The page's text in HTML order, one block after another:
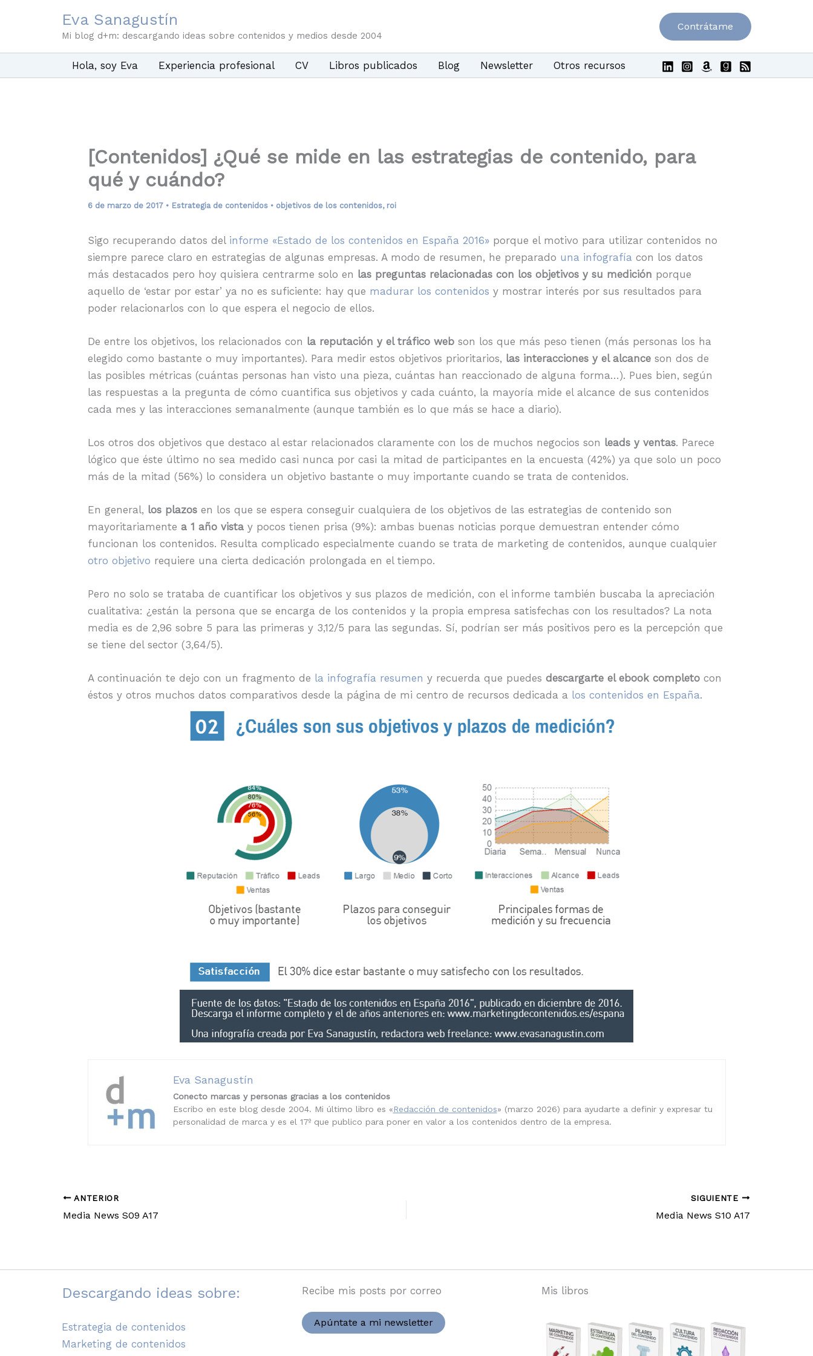
Eva Sanagustín
Mi blog d+m: descargando ideas sobre contenidos y medios desde 2004
Contrátame
Hola, soy Eva Experiencia profesional CV Libros publicados Blog Newsletter Otros recursos
[Contenidos] ¿Qué se mide en las estrategias de contenido, para
qué y cuándo?
6 de marzo de 2017 • Estrategia de contenidos• objetivos de los contenidos, roi
Sigo recuperando datos del informe «Estado de los contenidos en España 2016»porque el motivo para utilizar contenidos no
siempre parece claro en estrategias de algunas empresas. A modo de resumen, he preparado una infografía con los datos
más destacados pero hoy quisiera centrarme solo en las preguntas relacionadas con los objetivos y su medición porque
aquello de ‘estar por estar’ ya no es suficiente: hay que madurar los contenidos y mostrar interés por sus resultados para
poder relacionarlos con lo que espera el negocio de ellos.
De entre los objetivos, los relacionados con la reputación y el tráfico webson los que más peso tienen (más personas los ha
elegido como bastante o muy importantes). Para medir estos objetivos prioritarios, las interacciones y el alcanceson dos de
las posibles métricas (cuántas personas han visto una pieza, cuántas han reaccionado de alguna forma…). Pues bien, según
las respuestas a la pregunta de cómo cuantifica sus objetivos y cada cuánto, la mayoría mide el alcance de sus contenidos
cada mes y las interacciones semanalmente (aunque también es lo que más se hace a diario).
Los otros dos objetivos que destaco al estar relacionados claramente con los de muchos negocios son leads y ventas. Parece
lógico que éste último no sea medido casi nunca por casi la mitad de participantes en la encuesta (42%) ya que solo un poco
más de la mitad (56%) lo considera un objetivo bastante o muy importante cuando se trata de contenidos.
En general, los plazosen los que se espera conseguir cualquiera de los objetivos de las estrategias de contenido son
mayoritariamente a 1 año vistay pocos tienen prisa (9%): ambas buenas noticias porque demuestran entender cómo
funcionan los contenidos. Resulta complicado especialmente cuando se trata de marketing de contenidos, aunque cualquier
otro objetivo requiere una cierta dedicación prolongada en el tiempo.
Pero no solo se trataba de cuantificar los objetivos y sus plazos de medición, con el informe también buscaba la apreciación
cualitativa: ¿están la persona que se encarga de los contenidos y la propia empresa satisfechas con los resultados? La nota
media es de 2,96 sobre 5 para las primeras y 3,12/5 para las segundas. Sí, podrían ser más positivos pero es la percepción que
se tiene del sector (3,64/5).
A continuación te dejo con un fragmento de la infografía resumen y recuerda que puedes descargarte el ebook completocon
éstos y otros muchos datos comparativos desde la página de mi centro de recursos dedicada a los contenidos en España.
Eva Sanagustín
Conecto marcas y personas gracias a los contenidos
Escribo en este blog desde 2004. Mi último libro es «Redacción de contenidos» (marzo 2026) para ayudarte a definir y expresar tu
personalidad de marca y es el 17º que publico para poner en valor a los contenidos dentro de la empresa.
ANTERIOR
Media News S09 A17
SIGUIENTE
Media News S10 A17
Descargando ideas sobre:
Estrategia de contenidos
Marketing de contenidos
Recibe mis posts por correo
Apúntate a mi newsletter
Mis libros